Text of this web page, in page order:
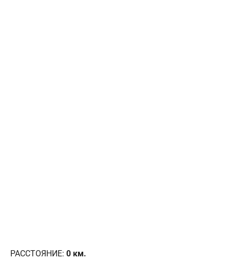
РАССТОЯНИЕ: 0 км.